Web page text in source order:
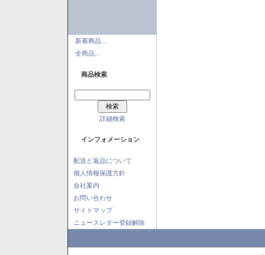
新着商品...
全商品...
商品検索
詳細検索
インフォメーション
配送と返品について
個人情報保護方針
会社案内
お問い合わせ
サイトマップ
ニュースレター登録解除